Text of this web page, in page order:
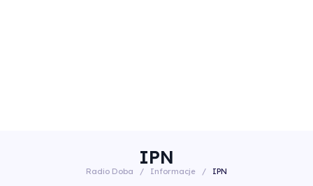
IPN
Radio Doba / Informacje / IPN